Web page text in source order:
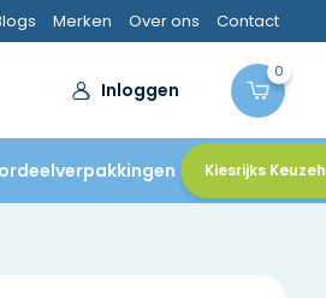
Merken Over ons Contact
Inloggen
0
Kiesrijks